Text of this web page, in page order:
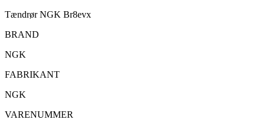
Tændrør NGK Br8evx
BRAND
NGK
FABRIKANT
NGK
VARENUMMER